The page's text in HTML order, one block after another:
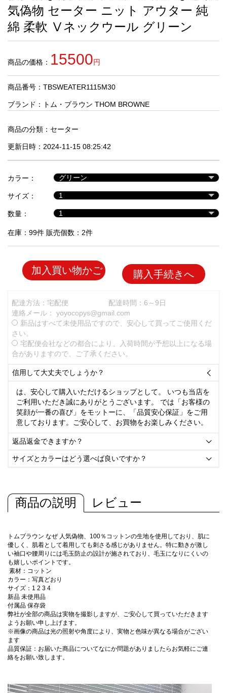
お
す
す
め
商
人
気
商
セ
ル
品
気偽物 セーター ニット アウター 純
綿 柔軟 Ⅴネックウール グリーン
商品の価格： 15500円
商品番号：TBSWEATER1115M30
ブランド： トム・ブラウン THOM BROWNE
商品の分類： セーター
更新日時：2024-11-15 08:25:42
カラー：
サイズ：
数量：
在庫：99件 販売個数：2件
加入買い物かご 購入手続きへ
配達方法：宅配便
配達時間：6～9日
連絡メール： yoyocopys@gmail.com
新品はすべて未使用品ですので、安心して買ってご使用くだ
さい。
宅配便会社などの都合により、入荷時間が予想以上になる場
合がありますので、ご了承ください。
信用して大丈夫でしょうか？ 
は、安心して購入いただけるショップとして。 いつも当店を
ご利用いただき誠にありがとうございます。 では「お客様の
笑顔が一番の喜び」をモットーに、「品質安心保証」をご用
意しております。ご安心して、お買物をお楽しみください。
返品返金できますか？ 
サイズとカラーはどう選べば良いですか？ 
商品の説明 レビュー
トムブラウン なぜ 人気偽物、100％コットンの生地を使用しており、肌に
優しく、肌着として着用しても刺さる感じがありません。特に動きが激し
い袖口や腰周りには毛玉防止の設計が施されており、毛玉になりにくいの
も嬉しいポイントです。
素材：コットン
カラー：写真どおり
サイズ：1 2 3 4
新品 未使用品
付属品 保存袋
弊社が全部の商品は実物を撮影しますが、ご安心して買っていただきます
ようお願い申し上げます。
※画像の商品は光の照射や角度により、実物と色味が異なる場合がござい
ます
品質保証：お届いた商品についてなにか問題がありましたらお気軽にご連
絡をお願い致します。